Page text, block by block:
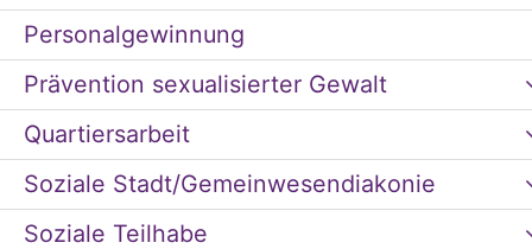
Personalgewinnung
Prävention sexualisierter Gewalt
Quartiersarbeit
Soziale Stadt/Gemeinwesendiakonie
Soziale Teilhabe